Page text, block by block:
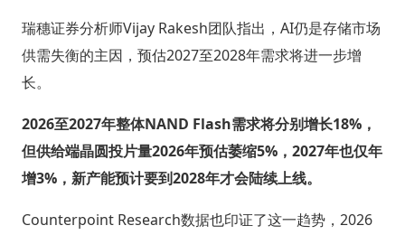
瑞穗证券分析师Vijay Rakesh团队指出，AI仍是存储市场
供需失衡的主因，预估2027至2028年需求将进一步增
长。
2026至2027年整体NAND Flash需求将分别增长18%，
但供给端晶圆投片量2026年预估萎缩5%，2027年也仅年
增3%，新产能预计要到2028年才会陆续上线。
Counterpoint Research数据也印证了这一趋势，2026